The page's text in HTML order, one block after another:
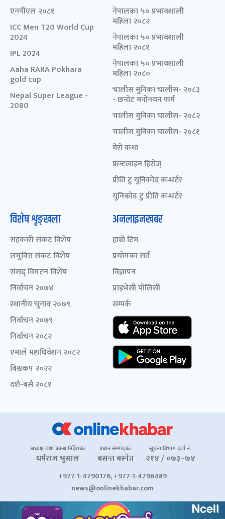
एनपीएल २०८१
ICC Men T20 World Cup
2024
IPL 2024
Aaha RARA Pokhara
gold cup
Nepal Super League -
2080
नेपालका ५० प्रभावशाली
महिला २०८२
नेपालका ५० प्रभावशाली
महिला २०८१
नेपालका ५० प्रभावशाली
महिला २०८०
चालीस मुनिका चालीस- २०८३
- छनोट मनोनयन फर्म
चालीस मुनिका चालीस- २०८२
चालीस मुनिका चालीस- २०८१
मेरो कथा
फ्रन्टलाइन हिरोज्
प्रीति टु युनिकोड कन्भर्टर
युनिकोड टु प्रीति कन्भर्टर
विशेष शृङ्खला
सहकारी संकट विशेष
लघुवित्त संकट विशेष
संसद् विघटन विशेष
निर्वाचन २०७४
स्थानीय चुनाव २०७९
निर्वाचन २०७९
निर्वाचन २०८२
एमाले महाधिवेशन २०८२
विश्वकप २०२२
दशैं-बसैं २०८१
अनलाइनखबर
हाम्रो टिम
प्रयोगका सर्त
विज्ञापन
प्राइभेसी पोलिसी
सम्पर्क
अध्यक्ष तथा प्रबन्ध निर्देशक:
धर्मराज भुसाल
प्रधान सम्पादक:
बसन्त बस्नेत
सूचना विभाग दर्ता नं.
२१४ / ०७३–७४
+977-1-4790176, +977-1-4796489
news@onlinekhabar.com